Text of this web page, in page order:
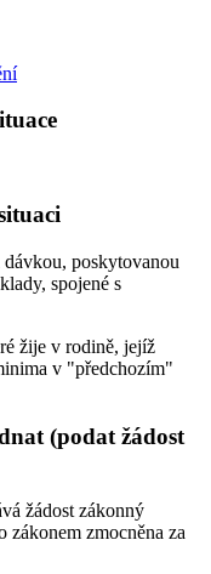
poskytovanou
spojené s
žije v rodině, jejíž
v "předchozím"
(podat žádost
žádost zákonný
zákonem zmocněna za